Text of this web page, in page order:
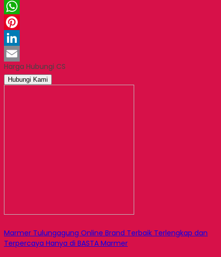
Twitter
WhatsApp
Pinterest
LinkedIn
Email
Harga Hubungi CS
Hubungi Kami
Marmer Tulungagung Online Brand Terbaik Terlengkap dan
Terpercaya Hanya di BASTA Marmer